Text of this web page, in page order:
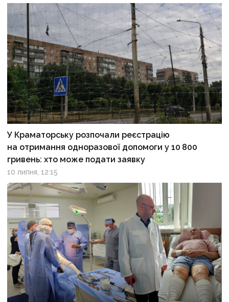
У Краматорську розпочали реєстрацію
на отримання одноразової допомоги у 10 800
гривень: хто може подати заявку
10 липня, 12:15